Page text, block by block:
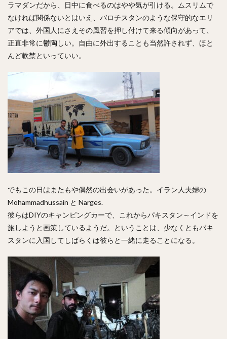
ラマダンだから、日中に食べるのはやや気が引ける。ムスリムで
なければ関係ないとはいえ、バロチスタンのような保守的なエリ
アでは、外国人にさえその風習を押し付けて来る傾向があって、
正直非常に鬱陶しい。自由に外出することも当然許されず、ほと
んど軟禁といっていい。
でもこの日はまたもや偶然の出会いがあった。イラン人夫婦の
Mohammadhussain と Narges.
彼らはDIYのキャンピングカーで、これからパキスタン～インドを
旅しようと画策しているようだ。ということは、少なくともパキ
スタンに入国してしばらくは彼らと一緒に走ることになる。